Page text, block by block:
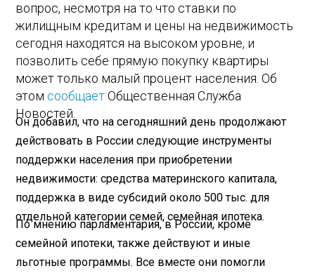
вопрос, несмотря на то что ставки по
жилищным кредитам и цены на недвижимость
сегодня находятся на высоком уровне, и
позволить себе прямую покупку квартиры
может только малый процент населения. Об
этом сообщаетОбщественная Служба
Новостей.
Он добавил, что на сегодняшний день продолжают
действовать в России следующие инструменты
поддержки населения при приобретении
недвижимости: средства материнского капитала,
поддержка в виде субсидий около 500 тыс. для
отдельной категории семей, семейная ипотека.
По мнению парламентария, в России, кроме
семейной ипотеки, также действуют и иные
льготные программы. Все вместе они помогли